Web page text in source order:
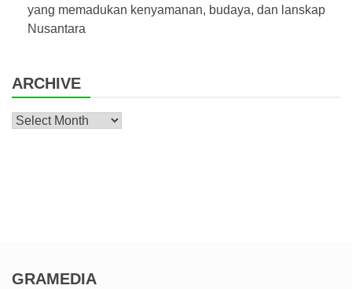
yang memadukan kenyamanan, budaya, dan lanskap
Nusantara
ARCHIVE
Archive
GRAMEDIA